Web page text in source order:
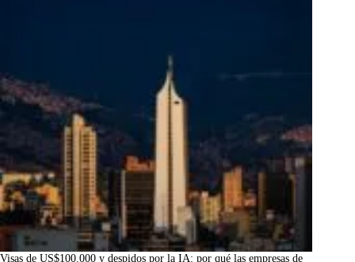
Visas de US$100.000 y despidos por la IA: por qué las empresas de